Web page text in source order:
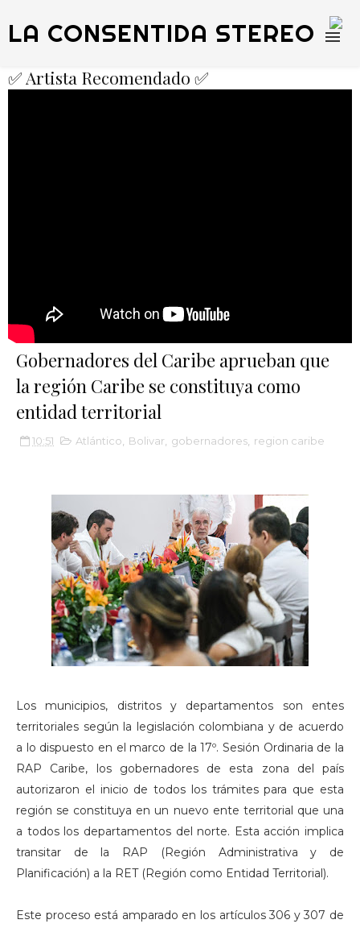
LA CONSENTIDA STEREO
✅ Artista Recomendado ✅
Gobernadores del Caribe aprueban que
la región Caribe se constituya como
entidad territorial
10:51 Atlántico Bolivar gobernadores region caribe
Los municipios, distritos y departamentos son entes
territoriales según la legislación colombiana y de acuerdo
a lo dispuesto en el marco de la 17º. Sesión Ordinaria de la
RAP Caribe, los gobernadores de esta zona del país
autorizaron el inicio de todos los trámites para que esta
región se constituya en un nuevo ente territorial que una
a todos los departamentos del norte. Esta acción implica
transitar de la RAP (Región Administrativa y de
Planificación) a la RET (Región como Entidad Territorial).
Este proceso está amparado en los artículos 306 y 307 de